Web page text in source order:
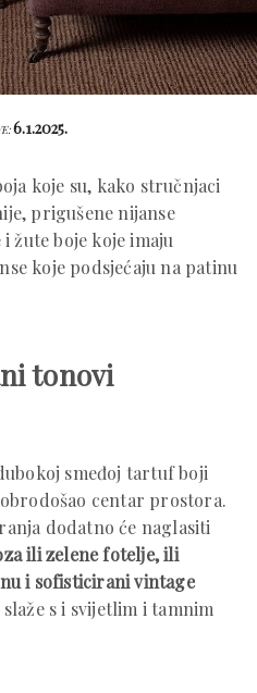
6.1.2025.
koje su, kako stručnjaci
prigušene nijanse
žute boje koje imaju
koje podsjećaju na patinu
tonovi
smeđoj tartuf boji
centar prostora.
dodatno će naglasiti
ili zelene fotelje, ili
i sofisticirani vintage
s i svijetlim i tamnim